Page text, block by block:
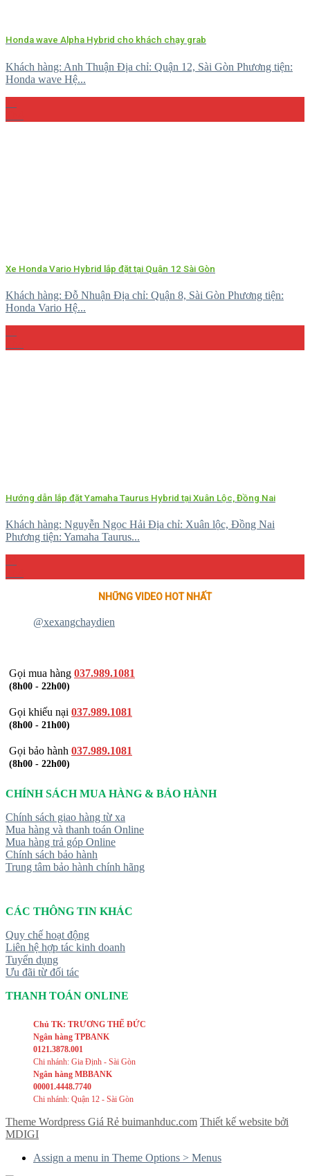
Honda wave Alpha Hybrid cho khách chạy grab
Khách hàng: Anh Thuận Địa chỉ: Quận 12, Sài Gòn Phương tiện:
Honda wave Hệ...
Xe Honda Vario Hybrid lắp đặt tại Quận 12 Sài Gòn
Khách hàng: Đỗ Nhuận Địa chỉ: Quận 8, Sài Gòn Phương tiện:
Honda Vario Hệ...
Hướng dẫn lắp đặt Yamaha Taurus Hybrid tại Xuân Lộc, Đồng Nai
Khách hàng: Nguyễn Ngọc Hải Địa chỉ: Xuân lộc, Đồng Nai
Phương tiện: Yamaha Taurus...
NHỮNG VIDEO HOT NHẤT
@xexangchaydien
Gọi mua hàng 037.989.1081
(8h00 - 22h00)
Gọi khiếu nại 037.989.1081
(8h00 - 21h00)
Gọi bảo hành 037.989.1081
(8h00 - 22h00)
CHÍNH SÁCH MUA HÀNG & BẢO HÀNH
Chính sách giao hàng từ xa
Mua hàng và thanh toán Online
Mua hàng trả góp Online
Chính sách bảo hành
Trung tâm bảo hành chính hãng
CÁC THÔNG TIN KHÁC
Quy chế hoạt động
Liên hệ hợp tác kinh doanh
Tuyển dụng
Ưu đãi từ đối tác
THANH TOÁN ONLINE
Chủ TK: TRƯƠNG THẾ ĐỨC
Ngân hàng TPBANK
0121.3878.001
Chi nhánh: Gia Định - Sài Gòn
Ngân hàng MBBANK
00001.4448.7740
Chi nhánh: Quận 12 - Sài Gòn
Theme Wordpress Giá Rẻ buimanhduc.com Thiết kế website bởi
MDIGI
Assign a menu in Theme Options > Menus